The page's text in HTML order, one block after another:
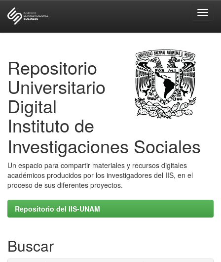
Repositorio
Universitario
Digital
Instituto de
Investigaciones Sociales
Un espacio para compartir materiales y recursos digitales
académicos producidos por los investigadores del IIS, en el
proceso de sus diferentes proyectos.
Repositorio del IIS-UNAM
Buscar